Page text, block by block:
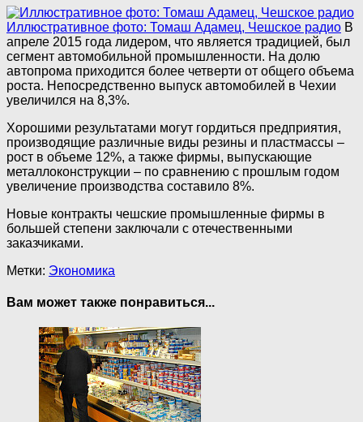
Иллюстративное фото: Томаш Адамец, Чешское радио В
апреле 2015 года лидером, что является традицией, был
сегмент автомобильной промышленности. На долю
автопрома приходится более четверти от общего объема
роста. Непосредственно выпуск автомобилей в Чехии
увеличился на 8,3%.
Хорошими результатами могут гордиться предприятия,
производящие различные виды резины и пластмассы –
рост в объеме 12%, а также фирмы, выпускающие
металлоконструкции – по сравнению с прошлым годом
увеличение производства составило 8%.
Новые контракты чешские промышленные фирмы в
большей степени заключали с отечественными
заказчиками.
Метки: Экономика
Вам может также понравиться...